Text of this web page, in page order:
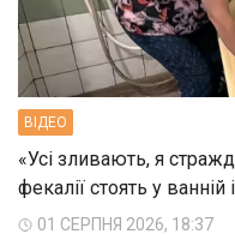
ВIДЕО
«Усі зливають, я
фекалії стоять у ванній
01 СЕРПНЯ 2026, 18:37